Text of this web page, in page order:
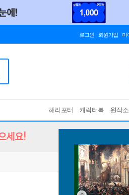
로그인 회원가입 마
해리포터 캐릭터북 원작
세요!